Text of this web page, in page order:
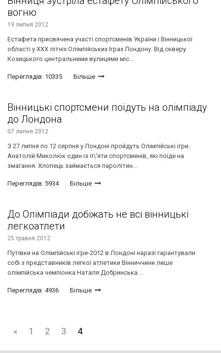
вогню
19 липня 2012
Естафета присвячена участі спортсменів України і Вінницької
області у ХХХ літніх Олімпійських Іграх Лондону. Від скверу
Козицького центральними вулицями міс...
Переглядів: 10335 Більше
Вінницькі спортсмени поїдуть на олімпіаду
до Лондона
07 липня 2012
З 27 липня по 12 серпня у Лондоні пройдуть Олімпійські ігри.
Анатолій Миколюк один із п\'яти спортсменів, які поїде на
змагання. Хлопець займається паролітин...
Переглядів: 5934 Більше
До Олімпіади добіжать не всі вінницькі
легкоатлети
25 травня 2012
Путівки на Олімпійські ігри-2012 в Лондоні наразі гарантували
собі з представників легкої атлетики Вінниччини лише
олімпійська чемпіонка Наталя Добринська ...
Переглядів: 4936 Більше
« 1 2 3 4